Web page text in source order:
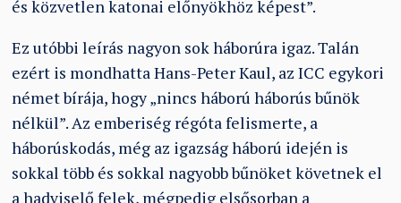
és közvetlen katonai előnyökhöz képest”.
Ez utóbbi leírás nagyon sok háborúra igaz. Talán
ezért is mondhatta Hans-Peter Kaul, az ICC egykori
német bírája, hogy „nincs háború háborús bűnök
nélkül”. Az emberiség régóta felismerte, a
háborúskodás, még az igazság háború idején is
sokkal több és sokkal nagyobb bűnöket követnek el
a hadviselő felek, mégpedig elsősorban a